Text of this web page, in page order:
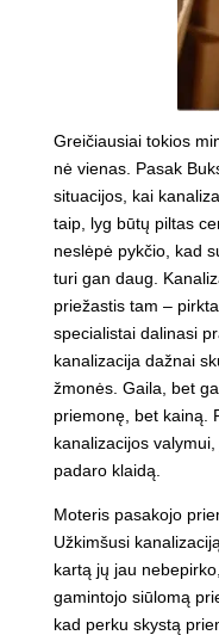
Greičiausiai tokios
nė vienas. Pasak
situacijos, kai
taip, lyg būtų piltas
neslėpė pykčio, kad
turi gan daug.
priežastis tam –
specialistai dalinasi
kanalizacija dažnai
žmonės. Gaila, bet
priemonę, bet kainą.
kanalizacijos
padaro klaidą.
Moteris pasakojo
Užkimšusi
kartą jų jau
gamintojo siūlomą
kad perku skystą